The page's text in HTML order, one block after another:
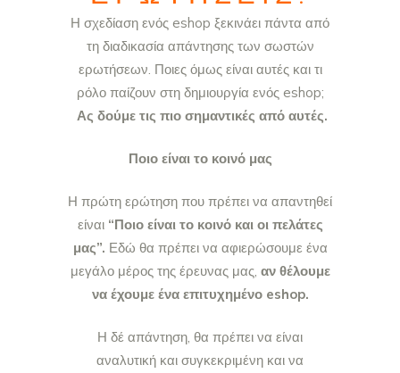
Η σχεδίαση ενός eshop ξεκινάει πάντα από
τη διαδικασία απάντησης των σωστών
ερωτήσεων. Ποιες όμως είναι αυτές και τι
ρόλο παίζουν στη δημιουργία ενός eshop;
Ας δούμε τις πιο σημαντικές από αυτές.
Ποιο είναι το κοινό μας
Η πρώτη ερώτηση που πρέπει να απαντηθεί
είναι“Ποιο είναι το κοινό και οι πελάτες
μας”. Εδώ θα πρέπει να αφιερώσουμε ένα
μεγάλο μέρος της έρευνας μας, αν θέλουμε
να έχουμε ένα επιτυχημένο eshop.
Η δέ απάντηση, θα πρέπει να είναι
αναλυτική και συγκεκριμένη και να